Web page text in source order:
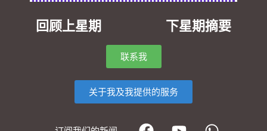
回顾上星期 下星期摘要
联系我
关于我及我提供的服务